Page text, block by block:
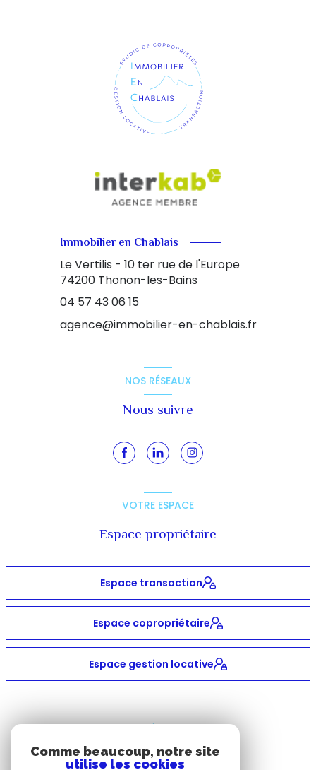
Immobilier en Chablais
Le Vertilis - 10 ter rue de l'Europe
74200 Thonon-les-Bains
04 57 43 06 15
agence@immobilier-en-chablais.fr
NOS RÉSEAUX
Nous suivre
VOTRE ESPACE
Espace propriétaire
Espace transaction
Espace copropriétaire
Espace gestion locative
ADHÉRENTS
Nous adhérons
Comme beaucoup, notre site
utilise les cookies